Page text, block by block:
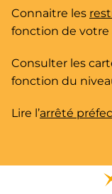
Aller
au
Connaitre les
fonction de votre
Consulter les
fonction du
Lire l’arrêté